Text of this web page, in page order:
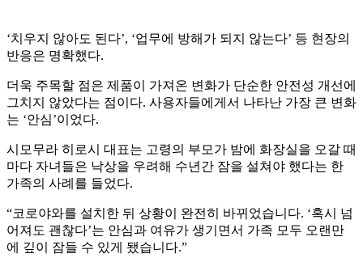
‘치우지 않아도 된다’, ‘업무에 방해가 되지 않는다’ 등 현장의
반응은 명확했다.
더욱 주목할 점은 제품이 가져온 변화가 단순한 안전성 개선에
그치지 않았다는 점이다. 사용자들에게서 나타난 가장 큰 변화
는 ‘안심’이었다.
시모무라 히로시 대표는 고령의 부모가 밤에 화장실을 오갈 때
마다 자녀들은 낙상을 우려해 수년간 잠을 설쳐야 했다는 한
가족의 사례를 들었다.
“코로야와를 설치한 뒤 상황이 완전히 바뀌었습니다. ‘혹시 넘
어져도 괜찮다’는 안심과 여유가 생기면서 가족 모두 오랜만
에 깊이 잠들 수 있게 됐습니다.”